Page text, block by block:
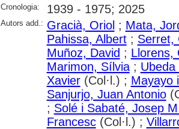
Cronologia: 1939 - 1975; 2025
Autors add.: Gracià, Oriol; Mata,
Pahissa, Albert; Serret,
Muñoz, David ; Llorens,
Marimon, Sílvia;
Xavier(Col·l.) ; Mayayo
Sanjurjo, Juan Antonio
; Solé i Sabaté, Josep
Francesc(Col·l.) ;